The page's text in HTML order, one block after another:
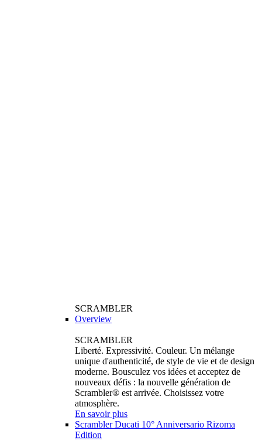
SCRAMBLER
Overview
SCRAMBLER
Liberté. Expressivité. Couleur. Un mélange
unique d'authenticité, de style de vie et de design
moderne. Bousculez vos idées et acceptez de
nouveaux défis : la nouvelle génération de
Scrambler® est arrivée. Choisissez votre
atmosphère.
En savoir plus
Scrambler Ducati 10° Anniversario Rizoma
Edition